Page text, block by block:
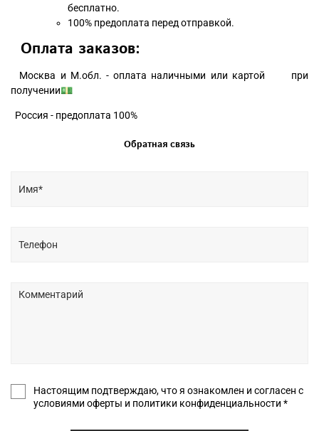
бесплатно.
100% предоплата перед отправкой.
Оплата заказов:
Москва и М.обл. - оплата наличными или картой при
получении💵
Россия - предоплата 100%
Обратная связь
Настоящим подтверждаю, что я ознакомлен и согласен с
условиями оферты и политики конфиденциальности *